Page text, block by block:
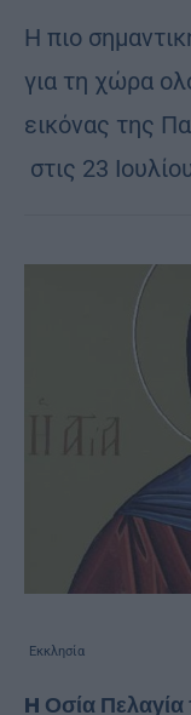
H πιο
για τη χώρα
εικόνας της
στις 23
Εκκλησία
H Οσία